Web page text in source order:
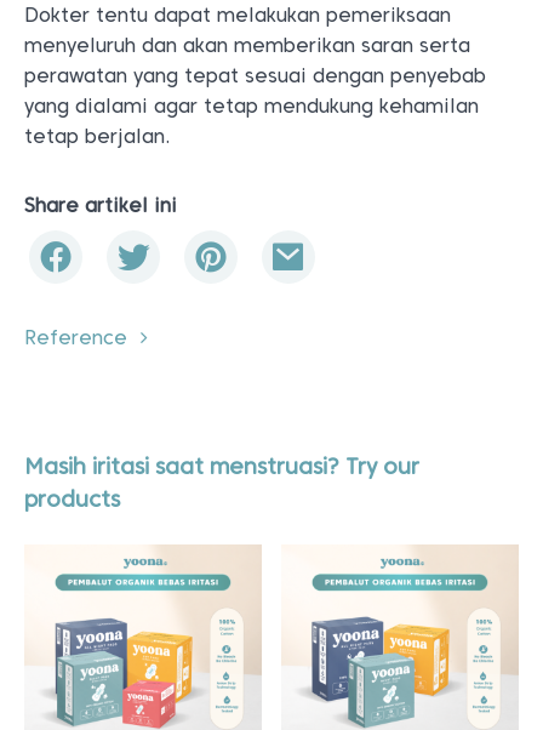
Dokter tentu dapat melakukan pemeriksaan
menyeluruh dan akan memberikan saran serta
perawatan yang tepat sesuai dengan penyebab
yang dialami agar tetap mendukung kehamilan
tetap berjalan.
Share artikel ini
Reference
Masih iritasi saat menstruasi? Try our
products